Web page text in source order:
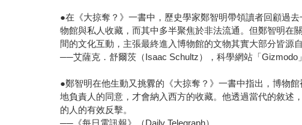
●在《大掠奪？》一書中，歷史學家鄭智明帶領讀者回顧過
物館與私人收藏，而其中多半聚焦於非法流通。但鄭智明在
間的文化互動，主張最終進入博物館的文物其實大部分皆源
──艾薩克．舒爾茨（Isaac Schultz），科學網站「Gizmodo
●鄭智明在他生動又挑釁的《大掠奪？》一書中指出，博物
地負責人的同意，才會納入西方的收藏。他透過當代的敘述
的人的有效反擊。
──《每日電訊報》（Daily Telegraph）